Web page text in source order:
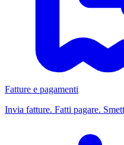
Fatture e pagamenti
Invia fatture. Fatti pagare.